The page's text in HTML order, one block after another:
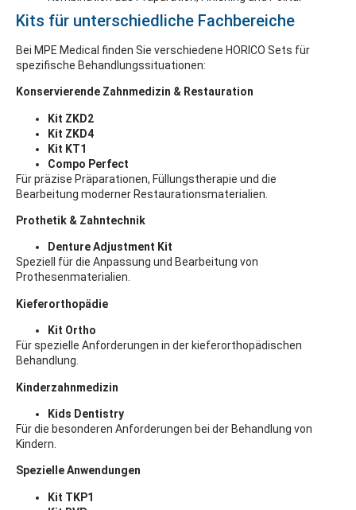
Kits für unterschiedliche Fachbereiche
Bei MPE Medical finden Sie verschiedene HORICO Sets für
spezifische Behandlungssituationen:
Konservierende Zahnmedizin & Restauration
Kit ZKD2
Kit ZKD4
Kit KT1
Compo Perfect
Für präzise Präparationen, Füllungstherapie und die
Bearbeitung moderner Restaurationsmaterialien.
Prothetik & Zahntechnik
Denture Adjustment Kit
Speziell für die Anpassung und Bearbeitung von
Prothesenmaterialien.
Kieferorthopädie
Kit Ortho
Für spezielle Anforderungen in der kieferorthopädischen
Behandlung.
Kinderzahnmedizin
Kids Dentistry
Für die besonderen Anforderungen bei der Behandlung von
Kindern.
Spezielle Anwendungen
Kit TKP1